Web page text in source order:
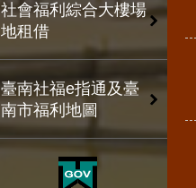
社會福利綜合大樓場
地租借
臺南社福e指通及臺
南市福利地圖